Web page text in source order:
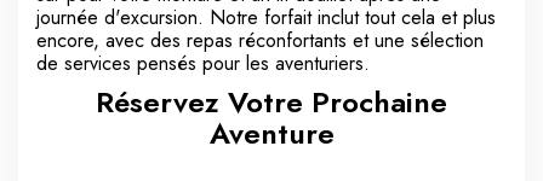
journée d'excursion. Notre forfait inclut tout cela et plus
encore, avec des repas réconfortants et une sélection
de services pensés pour les aventuriers.
Réservez Votre Prochaine
Aventure